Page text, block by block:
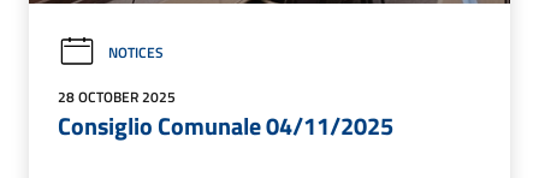
NOTICES
28 OCTOBER 2025
Consiglio Comunale 04/11/2025